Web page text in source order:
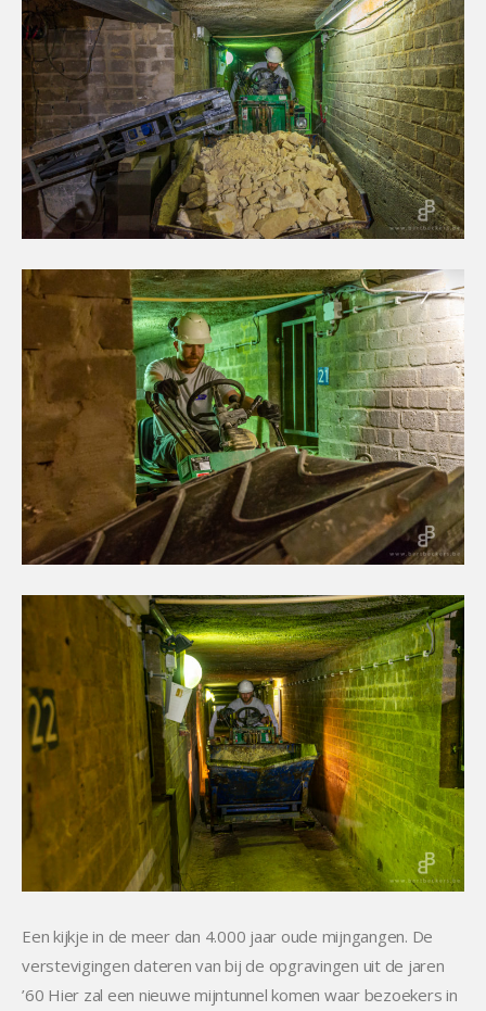
Een kijkje in de meer dan 4.000 jaar oude mijngangen. De
verstevigingen dateren van bij de opgravingen uit de jaren
’60 Hier zal een nieuwe mijntunnel komen waar bezoekers in